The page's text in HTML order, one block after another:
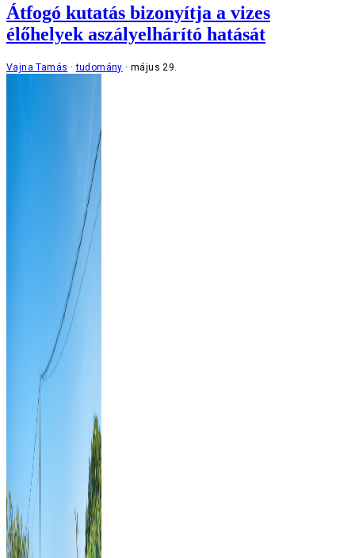
Átfogó kutatás bizonyítja a vizes
élőhelyek aszályelhárító hatását
Vajna Tamás tudomány május 29.